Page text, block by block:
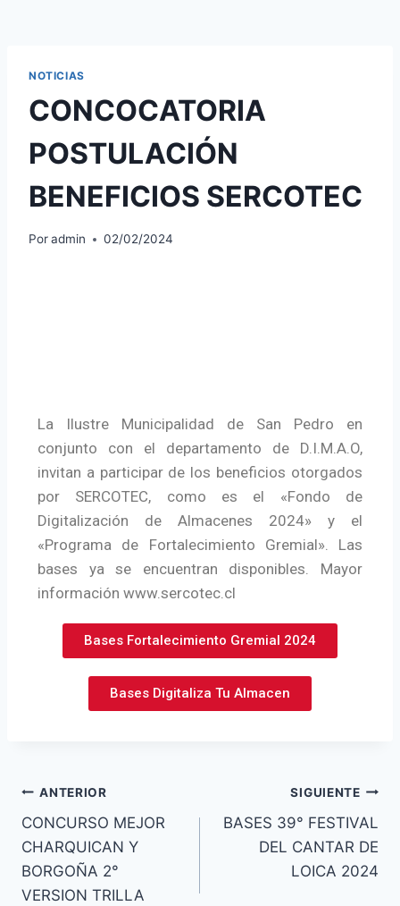
NOTICIAS
CONCOCATORIA
POSTULACIÓN
BENEFICIOS SERCOTEC
Poradmin 02/02/2024
La Ilustre Municipalidad de San Pedro en
conjunto con el departamento de D.I.M.A.O,
invitan a participar de los beneficios otorgados
por SERCOTEC, como es el «Fondo de
Digitalización de Almacenes 2024» y el
«Programa de Fortalecimiento Gremial». Las
bases ya se encuentran disponibles. Mayor
información www.sercotec.cl
Bases Fortalecimiento Gremial 2024
Bases Digitaliza Tu Almacen
ANTERIOR
CONCURSO MEJOR
CHARQUICAN Y
BORGOÑA 2°
VERSION TRILLA
SIGUIENTE
BASES 39° FESTIVAL
DEL CANTAR DE
LOICA 2024